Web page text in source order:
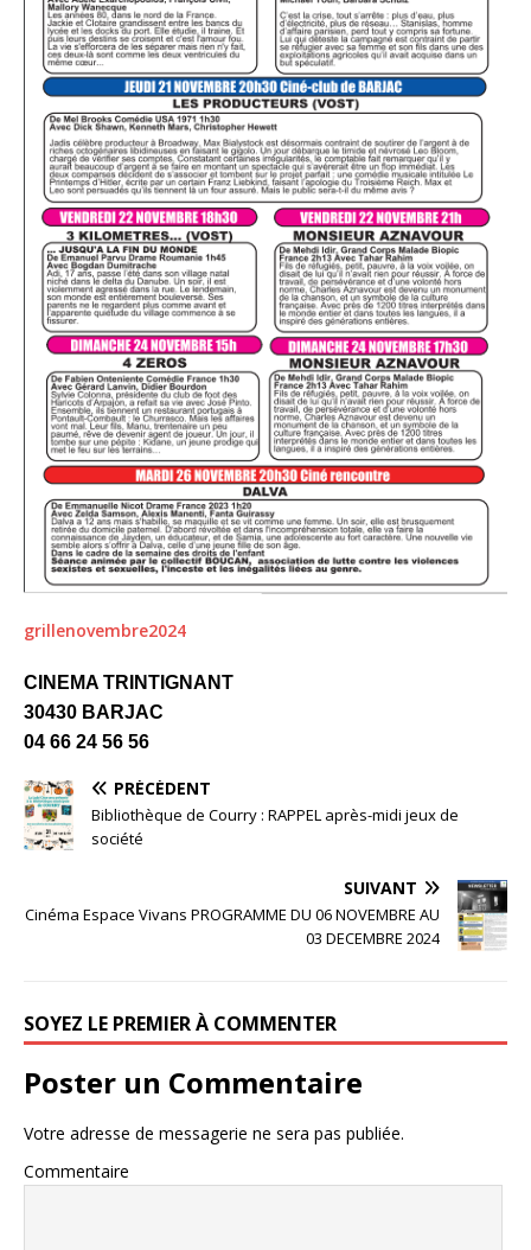
grillenovembre2024
CINEMA TRINTIGNANT
30430 BARJAC
04 66 24 56 56
PRÉCÉDENT
Bibliothèque de Courry : RAPPEL après-midi jeux de
société
SUIVANT
Cinéma Espace Vivans PROGRAMME DU 06 NOVEMBRE AU
03 DECEMBRE 2024
SOYEZ LE PREMIER À COMMENTER
Poster un Commentaire
Votre adresse de messagerie ne sera pas publiée.
Commentaire